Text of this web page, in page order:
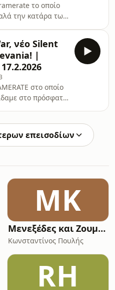
το οποίο
την κατάρα των
γύρισμα! Αυτοί
κάνουμε,
νέο Silent
|
στο οποίο
στο πρόσφατο
επεισοδίων
ΜΚ
Μενεξέδες και Ζουμπούλια
Κωνσταντίνος Πουλής
RH